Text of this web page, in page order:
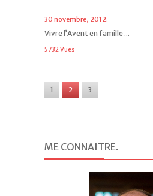
30 novembre, 2012.
Vivre l’Avent en famille ...
5732 Vues
1 2 3
ME CONNAITRE.